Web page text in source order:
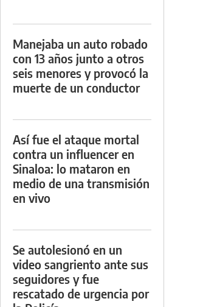
Manejaba un auto robado
con 13 años junto a otros
seis menores y provocó la
muerte de un conductor
Así fue el ataque mortal
contra un influencer en
Sinaloa: lo mataron en
medio de una transmisión
en vivo
Se autolesionó en un
video sangriento ante sus
seguidores y fue
rescatado de urgencia por